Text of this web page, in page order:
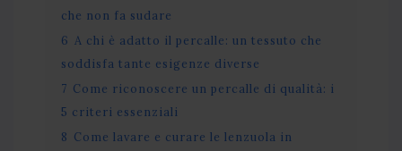
che non fa sudare
6 A chi è adatto il percalle: un tessuto che
soddisfa tante esigenze diverse
7 Come riconoscere un percalle di qualità: i
5 criteri essenziali
8 Come lavare e curare le lenzuola in